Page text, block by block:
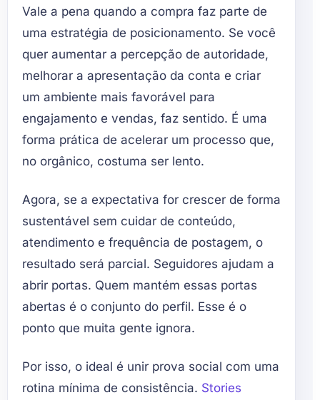
Vale a pena quando a compra faz parte de
uma estratégia de posicionamento. Se você
quer aumentar a percepção de autoridade,
melhorar a apresentação da conta e criar
um ambiente mais favorável para
engajamento e vendas, faz sentido. É uma
forma prática de acelerar um processo que,
no orgânico, costuma ser lento.
Agora, se a expectativa for crescer de forma
sustentável sem cuidar de conteúdo,
atendimento e frequência de postagem, o
resultado será parcial. Seguidores ajudam a
abrir portas. Quem mantém essas portas
abertas é o conjunto do perfil. Esse é o
ponto que muita gente ignora.
Por isso, o ideal é unir prova social com uma
rotina mínima de consistência. Stories